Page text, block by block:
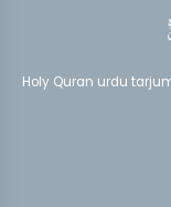
Holy Quran urdu